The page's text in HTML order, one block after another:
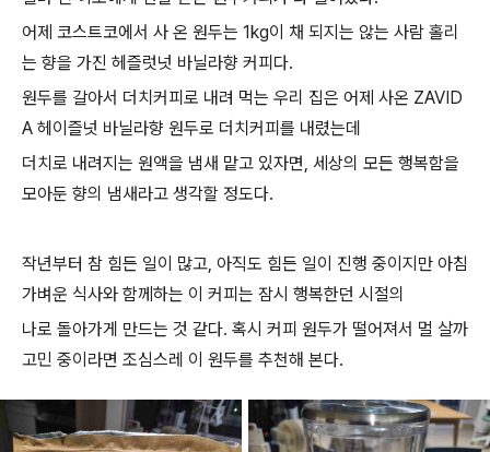
어제 코스트코에서 사 온 원두는 1kg이 채 되지는 않는 사람 홀리
는 향을 가진 헤즐럿넛 바닐라향 커피다.
원두를 갈아서 더치커피로 내려 먹는 우리 집은 어제 사온 ZAVID
A 헤이즐넛 바닐라향 원두로 더치커피를 내렸는데
더치로 내려지는 원액을 냄새 맡고 있자면, 세상의 모든 행복함을
모아둔 향의 냄새라고 생각할 정도다.
작년부터 참 힘든 일이 많고, 아직도 힘든 일이 진행 중이지만 아침
가벼운 식사와 함께하는 이 커피는 잠시 행복한던 시절의
나로 돌아가게 만드는 것 같다. 혹시 커피 원두가 떨어져서 멀 살까
고민 중이라면 조심스레 이 원두를 추천해 본다.